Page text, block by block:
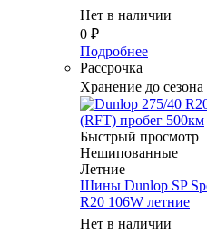
Нет в наличии
0 ₽
Подробнее
Рассрочка
Хранение до сезона
Быстрый просмотр
Нешипованные
Летние
Шины Dunlop SP
R20 106W летние
Нет в наличии